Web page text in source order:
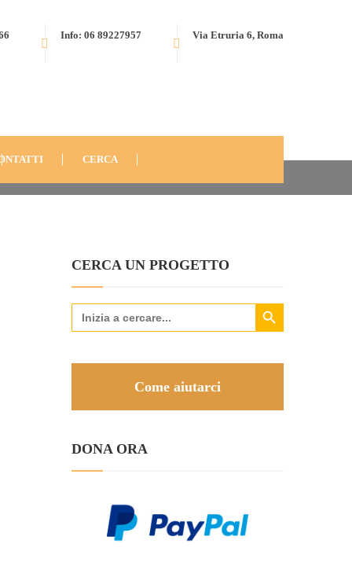
Via Etruria 6, Roma
Info: 06 89227957
CERCA
CERCA UN PROGETTO
Search
for:
Search Button
Come aiutarci
DONA ORA